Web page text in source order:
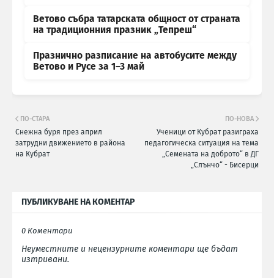
Ветово събра татарската общност от страната
на традиционния празник „Тепреш“
Празнично разписание на автобусите между
Ветово и Русе за 1–3 май
ПО-НОВА
Ученици от Кубрат разиграха
педагогическа ситуация на тема
„Семената на доброто“ в ДГ
„Слънчо“ - Бисерци
ПО-СТАРА
Снежна буря през април
затрудни движението в района
на Кубрат
ПУБЛИКУВАНЕ НА КОМЕНТАР
0 Коментари
Неуместните и нецензурните коментари ще бъдат
изтривани.